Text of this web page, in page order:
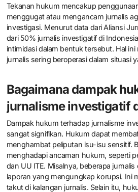
Tekanan hukum mencakup
menggugat atau mengancam jurnalis
investigasi. Menurut data dari Aliansi
dari 50% jurnalis investigatif di
intimidasi dalam bentuk tersebut. Hal
jurnalis sering beroperasi dalam situasi
Bagaimana dampak
jurnalisme investigatif
Dampak hukum terhadap jurnalisme
sangat signifikan. Hukum dapat
menghambat peliputan isu-isu sensitif.
menghadapi ancaman hukum, seperti
dan UU ITE. Misalnya, beberapa
laporan yang mengungkap korupsi. Ini
takut di kalangan jurnalis. Selain itu,